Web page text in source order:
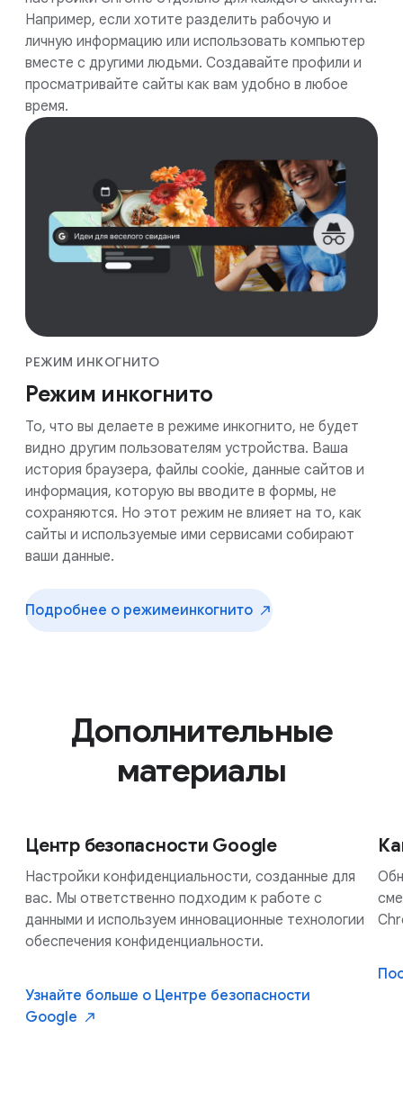
Например, если хотите разделить рабочую и
личную информацию или использовать компьютер
вместе с другими людьми. Создавайте профили и
просматривайте сайты как вам удобно в любое
время.
РЕЖИМ ИНКОГНИТО
Режим инкогнито
То, что вы делаете в режиме инкогнито, не будет
видно другим пользователям устройства. Ваша
история браузера, файлы cookie, данные сайтов и
информация, которую вы вводите в формы, не
сохраняются. Но этот режим не влияет на то, как
сайты и используемые ими сервисами собирают
ваши данные.
Подробнее о режимеинкогнито
Дополнительные
материалы
Центр безопасности Google
Настройки конфиденциальности, созданные для
вас. Мы ответственно подходим к работе с
данными и используем инновационные технологии
обеспечения конфиденциальности.
Узнайте больше о Центре безопасности
Google